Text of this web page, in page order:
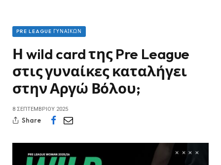
PRE LEAGUE ΓΥΝΑΙΚΏΝ
Η wild card της Pre League
στις γυναίκες καταλήγει
στην Αργώ Βόλου;
8 ΣΕΠΤΕΜΒΡΊΟΥ 2025
Share